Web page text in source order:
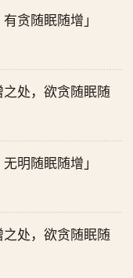
贪随眠随增」
之处，欲贪随眠随
明随眠随增」
之处，欲贪随眠随